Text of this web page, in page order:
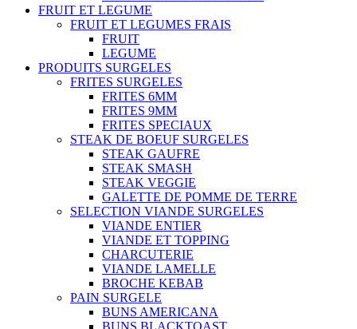
FRUIT ET LEGUME
FRUIT ET LEGUMES FRAIS
FRUIT
LEGUME
PRODUITS SURGELES
FRITES SURGELES
FRITES 6MM
FRITES 9MM
FRITES SPECIAUX
STEAK DE BOEUF SURGELES
STEAK GAUFRE
STEAK SMASH
STEAK VEGGIE
GALETTE DE POMME DE TERRE
SELECTION VIANDE SURGELES
VIANDE ENTIER
VIANDE ET TOPPING
CHARCUTERIE
VIANDE LAMELLE
BROCHE KEBAB
PAIN SURGELE
BUNS AMERICANA
BUNS BLACKTOAST